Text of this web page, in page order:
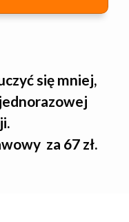
się mniej,
za 67 zł.